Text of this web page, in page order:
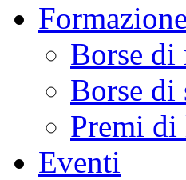
Formazione
Borse di
Borse di
Premi
Eventi